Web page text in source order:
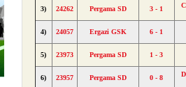
3) 24262 Pergama SD 3 - 1
4) 24057 Ergazi GSK 6 - 1
5) 23973 Pergama SD 1 - 3
6) 23957 Pergama SD 0 - 8